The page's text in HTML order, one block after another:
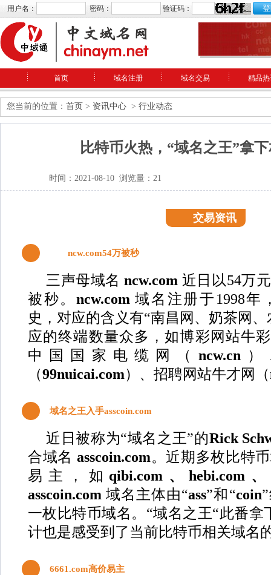
用户名： 密码： 验证码：
首页 域名注册 域名交易 精品
您当前的位置： 首页 > 资讯中心 > 行业动态
比特币火热，“域名之王”拿
时间：2021-08-10 浏览量：21
交易资讯
ncw.com54万被秒
三声母域名ncw.com 近日以54万
被秒。 ncw.com域名注册于1998年
史，对应的含义有“南昌网、奶茶网
应的终端数量众多，如博彩网站牛
中国国家电缆网（ ncw.cn
（99nuicai.com）、招聘网站牛才网（
域名之王入手asscoin.com
近日被称为“域名之王”的Rick
合域名 asscoin.com。近期多枚比特
易主，如 qibi.com、hebi.com、
asscoin.com 域名主体由“ass”和“coin
一枚比特币域名。“域名之王“此番拿
计也是感受到了当前比特币相关域名
6661.com高价易主